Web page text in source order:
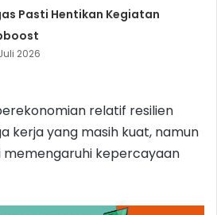
Pasti Hentikan Kegiatan
2026
relatif resilien
kerja yang masih kuat, namun
memengaruhi kepercayaan